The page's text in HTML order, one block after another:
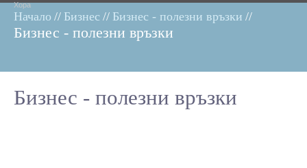
Хора
Начало // Бизнес // Бизнес - полезни връзки //
Бизнес - полезни връзки
Бизнес - полезни връзки